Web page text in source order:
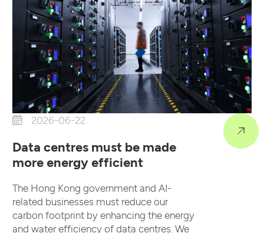
2026-06-22
Data centres must be made
more energy efficient
The Hong Kong government and AI-
related businesses must reduce our
carbon footprint by enhancing the energy
and water efficiency of data centres. We